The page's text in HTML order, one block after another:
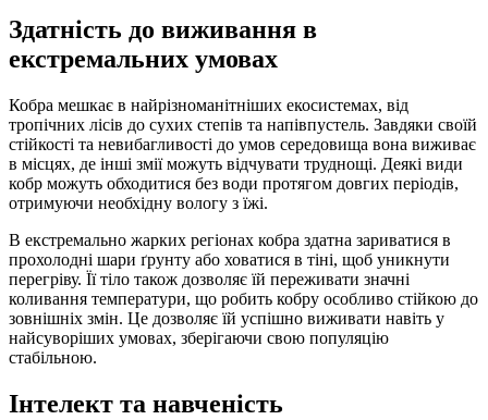
Здатність до виживання в
екстремальних умовах
Кобра мешкає в найрізноманітніших екосистемах, від
тропічних лісів до сухих степів та напівпустель. Завдяки своїй
стійкості та невибагливості до умов середовища вона виживає
в місцях, де інші змії можуть відчувати труднощі. Деякі види
кобр можуть обходитися без води протягом довгих періодів,
отримуючи необхідну вологу з їжі.
В екстремально жарких регіонах кобра здатна зариватися в
прохолодні шари ґрунту або ховатися в тіні, щоб уникнути
перегріву. Її тіло також дозволяє їй переживати значні
коливання температури, що робить кобру особливо стійкою до
зовнішніх змін. Це дозволяє їй успішно виживати навіть у
найсуворіших умовах, зберігаючи свою популяцію
стабільною.
Інтелект та навченість